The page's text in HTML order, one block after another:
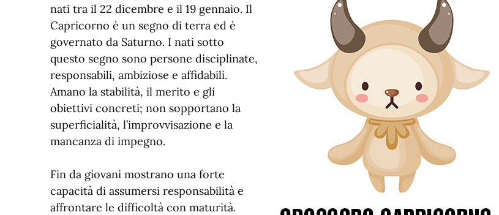
nati tra il 22 dicembre e il 19 gennaio. Il
Capricorno è un segno di terra ed è
governato da Saturno. I nati sotto
questo segno sono persone disciplinate,
responsabili, ambiziose e affidabili.
Amano la stabilità, il merito e gli
obiettivi concreti; non sopportano la
superficialità, l’improvvisazione e la
mancanza di impegno.
Fin da giovani mostrano una forte
capacità di assumersi responsabilità e
affrontare le difficoltà con maturità.